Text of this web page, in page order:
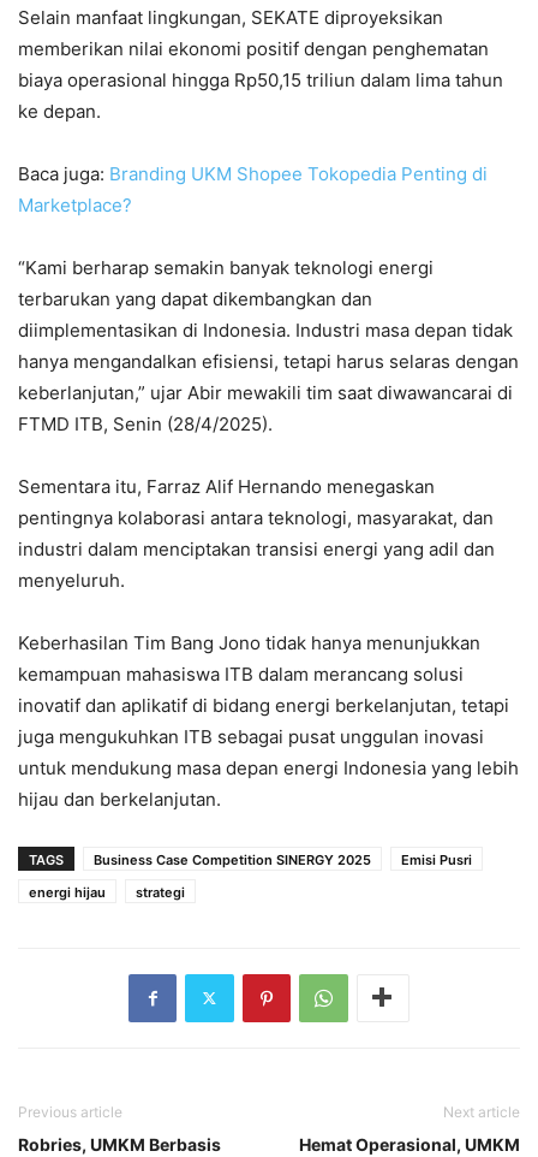
Selain manfaat lingkungan, SEKATE diproyeksikan
memberikan nilai ekonomi positif dengan penghematan
biaya operasional hingga Rp50,15 triliun dalam lima tahun
ke depan.
Baca juga: Branding UKM Shopee Tokopedia Penting di
Marketplace?
“Kami berharap semakin banyak teknologi energi
terbarukan yang dapat dikembangkan dan
diimplementasikan di Indonesia. Industri masa depan tidak
hanya mengandalkan efisiensi, tetapi harus selaras dengan
keberlanjutan,” ujar Abir mewakili tim saat diwawancarai di
FTMD ITB, Senin (28/4/2025).
Sementara itu, Farraz Alif Hernando menegaskan
pentingnya kolaborasi antara teknologi, masyarakat, dan
industri dalam menciptakan transisi energi yang adil dan
menyeluruh.
Keberhasilan Tim Bang Jono tidak hanya menunjukkan
kemampuan mahasiswa ITB dalam merancang solusi
inovatif dan aplikatif di bidang energi berkelanjutan, tetapi
juga mengukuhkan ITB sebagai pusat unggulan inovasi
untuk mendukung masa depan energi Indonesia yang lebih
hijau dan berkelanjutan.
TAGS Business Case Competition SINERGY 2025
Emisi Pusri
energi hijau
strategi
Previous article
Robries, UMKM Berbasis
Next article
Hemat Operasional, UMKM